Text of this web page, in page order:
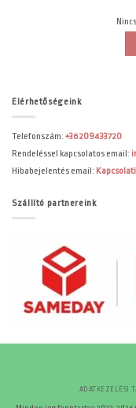
Elérhetőségeink
Telefonszám: +36209433720
Rendeléssel kapcsolatos email:
Hibabejelentés email:
Szállító partnereink
ADATKEZELÉSI